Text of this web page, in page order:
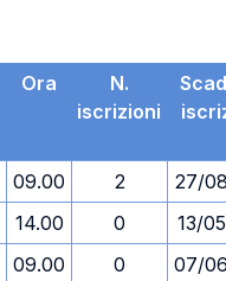
Ora
N.
iscrizioni
09.00 2
27/
14.00 0
13/
09.00 0
07/